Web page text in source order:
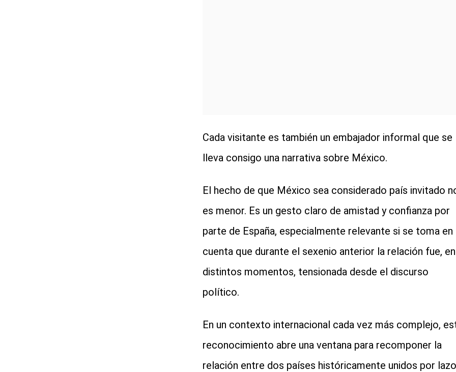
Cada visitante es también un embajador informal que se
lleva consigo una narrativa sobre México.
El hecho de que México sea considerado país invitado
es menor. Es un gesto claro de amistad y confianza por
parte de España, especialmente relevante si se toma en
cuenta que durante el sexenio anterior la relación fue, en
distintos momentos, tensionada desde el discurso
político.
En un contexto internacional cada vez más complejo,
reconocimiento abre una ventana para recomponer la
relación entre dos países históricamente unidos por